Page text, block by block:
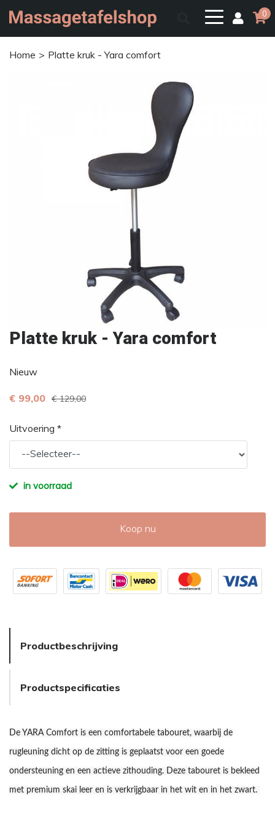
0
Home Platte kruk - Yara comfort
Platte kruk - Yara comfort
Nieuw
€ 99,00 € 129,00
Uitvoering *
in voorraad
Koop nu
Productbeschrijving
Productspecificaties
De YARA Comfort is een comfortabele tabouret, waarbij de
rugleuning dicht op de zitting is geplaatst voor een goede
ondersteuning en een actieve zithouding. Deze tabouret is bekleed
met premium skai leer en is verkrijgbaar in het wit en in het zwart.